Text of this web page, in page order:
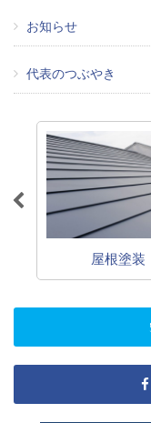
お知らせ
代表のつぶやき
屋根塗装